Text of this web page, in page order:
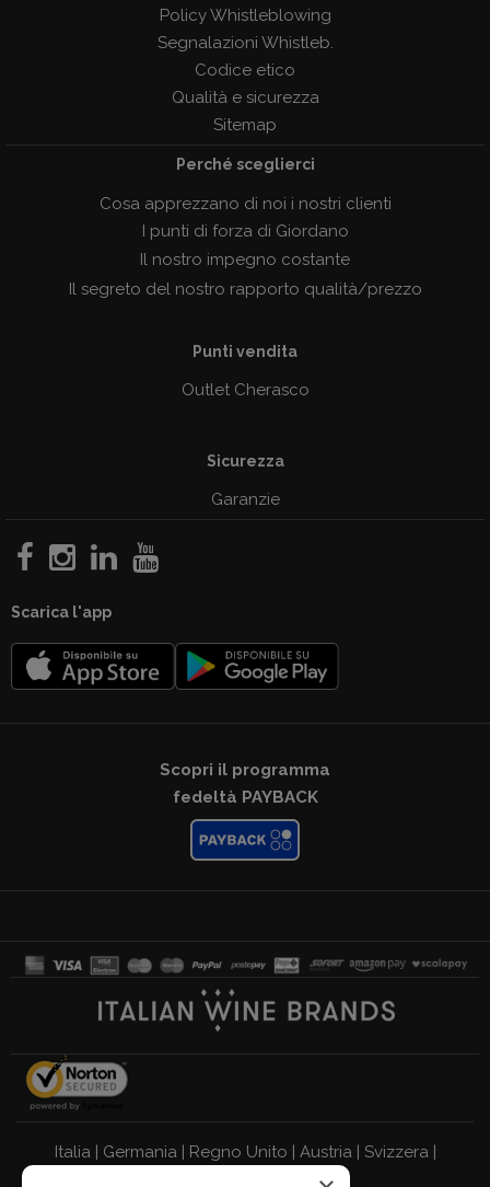
Policy Whistleblowing
Segnalazioni Whistleb.
Codice etico
Qualità e sicurezza
Sitemap
Perché sceglierci
Cosa apprezzano di noi i nostri clienti
I punti di forza di Giordano
Il nostro impegno costante
Il segreto del nostro rapporto qualità/prezzo
Punti vendita
Outlet Cherasco
Sicurezza
Garanzie
Scarica l'app
Scopri il programma
fedeltà PAYBACK
Italia | Germania | Regno Unito | Austria | Svizzera |